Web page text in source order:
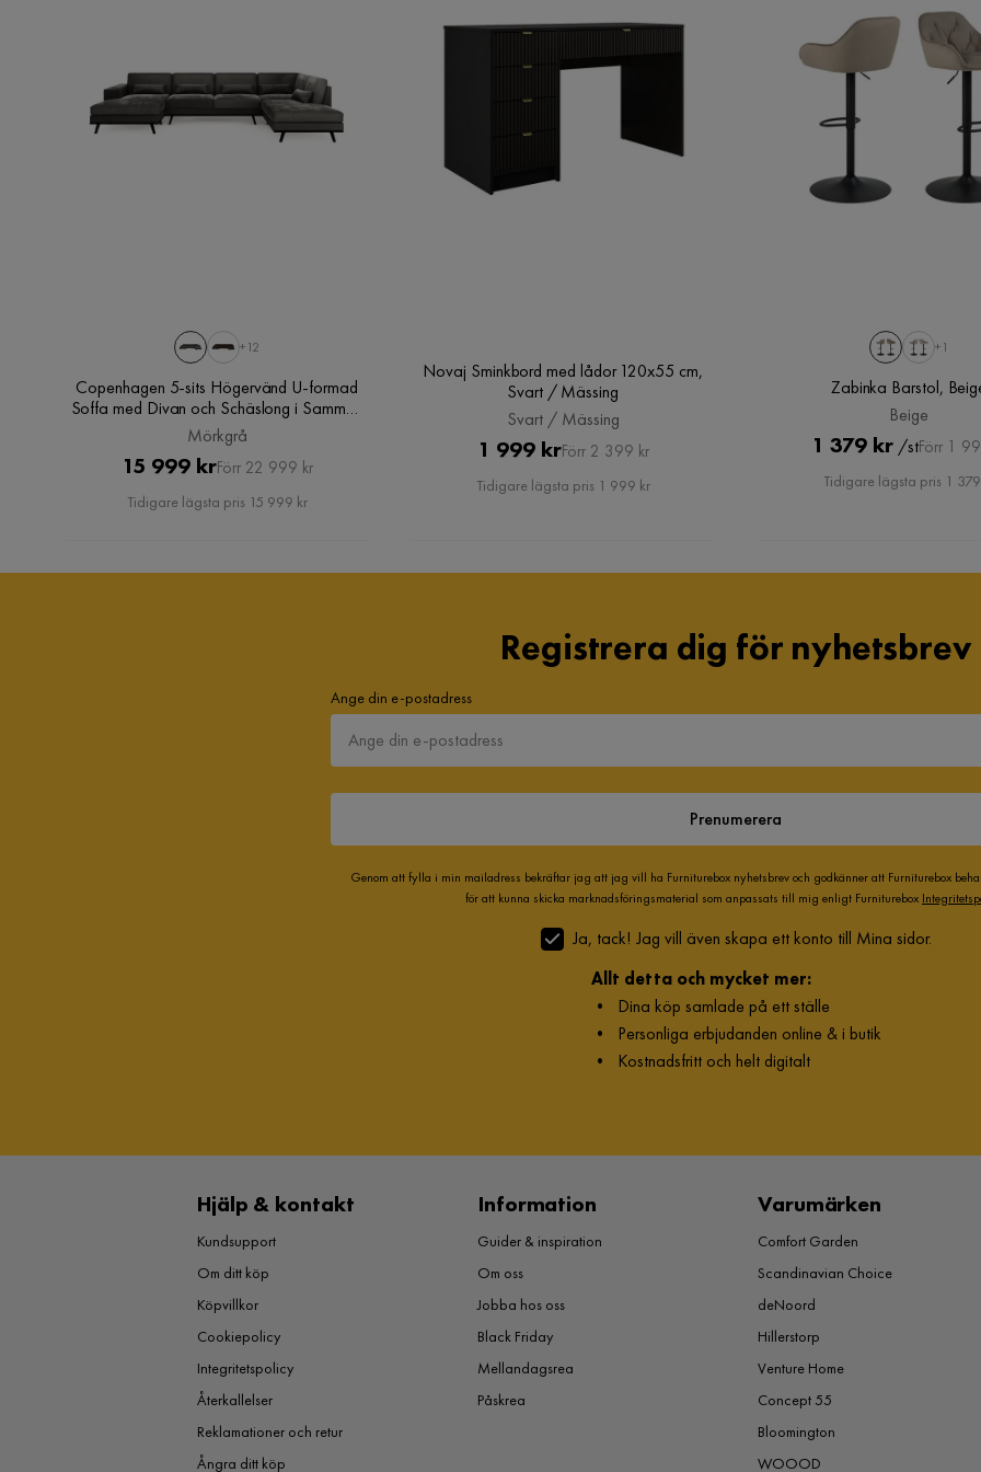
+12
Copenhagen 5-sits Högervänd U-formad
Soffa med Divan och Schäslong i Sammet,
Mörkgrå
Mörkgrå
Pris
15 999 krOriginal
Pris
Förr 22 999 kr
Tidigare lägsta pris 15 999 kr
Novaj Sminkbord med lådor 120x55 cm,
Svart / Mässing
Svart / Mässing
Pris
1 999 krOriginal
Pris
Förr 2 399 kr
Tidigare lägsta pris 1 999 kr
+1
Zabinka Barstol,
Beige
Pris
1 379 kr /stOriginal
Pris
Förr 1
Tidigare lägsta pris 1
Registrera dig för nyhetsbrev
Ange din e-postadress
Prenumerera
Genom att fylla i min mailadress bekräftar jag att jag vill ha Furniturebox nyhetsbrev och godkänner att Furniturebox
för att kunna skicka marknadsföringsmaterial som anpassats till mig enligt Furniturebox
Ja, tack! Jag vill även skapa ett konto till Mina sidor.
Allt detta och mycket mer:
• Dina köp samlade på ett ställe
• Personliga erbjudanden online & i butik
• Kostnadsfritt och helt digitalt
Hjälp & kontakt
Kundsupport
Om ditt köp
Köpvillkor
Cookiepolicy
Integritetspolicy
Återkallelser
Reklamationer och retur
Ångra ditt köp
Information
Guider & inspiration
Om oss
Jobba hos oss
Black Friday
Mellandagsrea
Påskrea
Varumärken
Comfort Garden
Scandinavian Choice
deNoord
Hillerstorp
Venture Home
Concept 55
Bloomington
WOOOD